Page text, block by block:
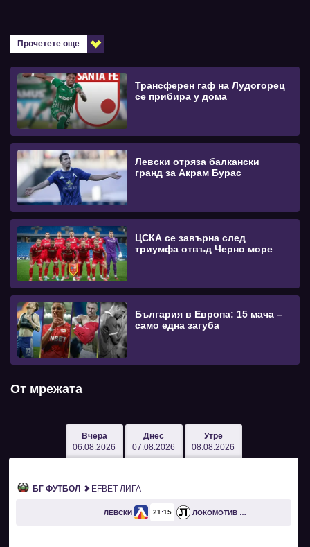
Прочетете още
Трансферен гаф на Лудогорец
се прибира у дома
Левски отряза балкански
гранд за Акрам Бурас
ЦСКА се завърна след
триумфа отвъд Черно море
България в Европа: 15 мача –
само една загуба
От мрежата
Вчера
06.08.2026
Днес
07.08.2026
Утре
08.08.2026
БГ ФУТБОЛ EFBET ЛИГА
ЛЕВСКИ 21 15